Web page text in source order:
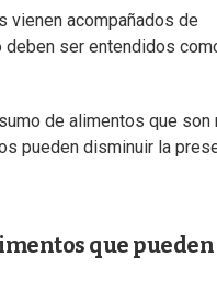
vienen acompañados de
ser entendidos
de alimentos que son
pueden disminuir la
que pueden